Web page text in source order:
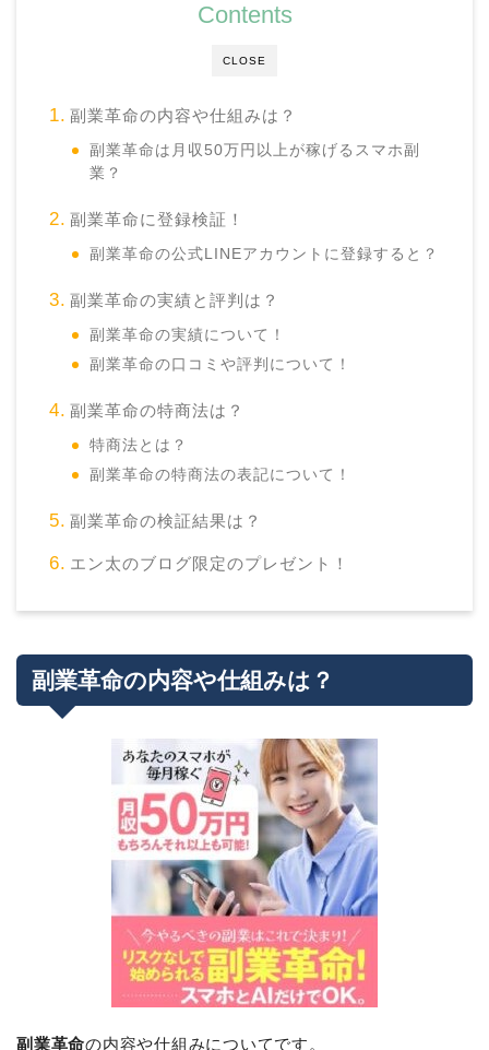
CLOSE
Contents
副業革命の内容や仕組みは？
副業革命は月収50万円以上が稼げるスマホ副
業？
副業革命に登録検証！
副業革命の公式LINEアカウントに登録すると？
副業革命の実績と評判は？
副業革命の実績について！
副業革命の口コミや評判について！
副業革命の特商法は？
特商法とは？
副業革命の特商法の表記について！
副業革命の検証結果は？
エン太のブログ限定のプレゼント！
副業革命の内容や仕組みは？
副業革命の内容や仕組みについてです。